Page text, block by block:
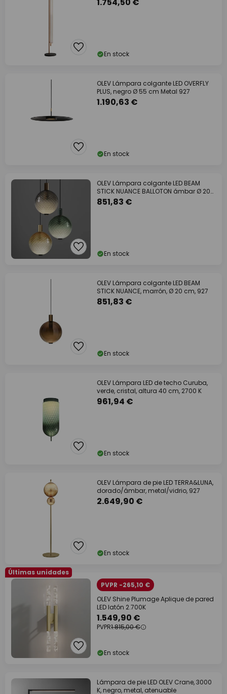
En stock
OLEV Lámpara colgante LED OVERFLY
PLUS, negro Ø 55 cm Metal 927
1.190,63 €
En stock
OLEV Lámpara colgante LED BEAM
STICK NUANCE BALLOTON ámbar Ø 20
cm 927
851,83 €
En stock
OLEV Lámpara colgante LED BEAM
STICK NUANCE, marrón, Ø 20 cm, 927
851,83 €
En stock
OLEV Lámpara LED de techo Curuba,
verde, cristal, altura 40 cm, 2700 K
961,94 €
En stock
OLEV Lámpara de pie LED TERRA&LUNA,
dorado/ámbar, metal/vidrio, 927
2.649,90 €
En stock
Últimas unidades
PVPR -265,10 €
OLEV Shine Plumage Aplique de pared
LED latón 2.700K
1.549,90 €
PVPR1.815,00 €
En stock
Lámpara de pie LED OLEV Crane, 3000
K, negro, metal, atenuable